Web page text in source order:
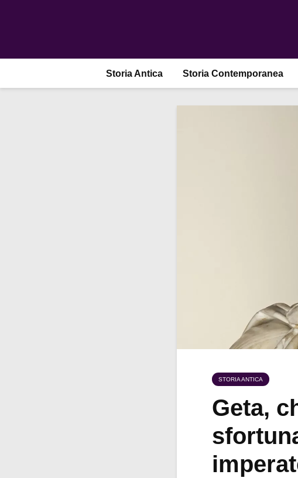
Storia Antica Storia Contemporanea
STORIA ANTICA
Geta,